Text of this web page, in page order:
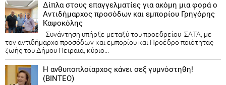
Δίπλα στους επαγγελματίες για ακόμη μια φορά ο
Αντιδήμαρχος προσόδων και εμπορίου Γρηγόρης
Καψοκόλης
Συνάντηση υπήρξε μεταξύ του προεδρείου ΣΑΤΑ, με
τον αντιδήμαρχο προσόδων και εμπορίου και Προέδρο ποιότητας
ζωής του Δήμου Πειραιά, κύριο...
Η ανθυποπλοίαρχος κάνει σεξ γυμνόστηθη!
(ΒΙΝΤΕΟ)